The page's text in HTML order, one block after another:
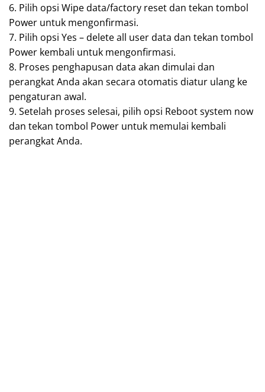
6. Pilih opsi Wipe data/factory reset dan tekan tombol
Power untuk mengonfirmasi.
7. Pilih opsi Yes – delete all user data dan tekan tombol
Power kembali untuk mengonfirmasi.
8. Proses penghapusan data akan dimulai dan
perangkat Anda akan secara otomatis diatur ulang ke
pengaturan awal.
9. Setelah proses selesai, pilih opsi Reboot system now
dan tekan tombol Power untuk memulai kembali
perangkat Anda.